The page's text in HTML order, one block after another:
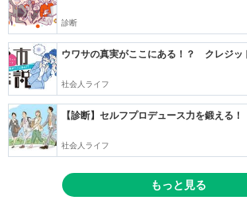
診断
ウワサの真実がここにある！？ クレジッ
社会人ライフ
【診断】セルフプロデュース力を鍛える
社会人ライフ
もっと見る